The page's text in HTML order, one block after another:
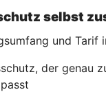
selbst
und Tarif
der genau